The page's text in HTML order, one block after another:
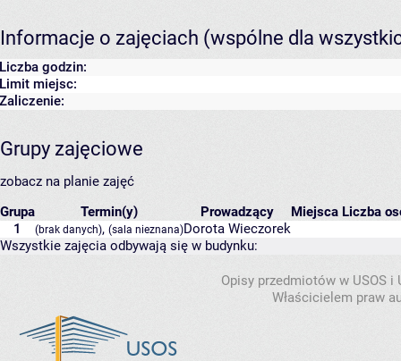
Informacje o zajęciach (wspólne dla
Liczba godzin:
Limit miejsc:
Zaliczenie:
Grupy zajęciowe
zobacz na planie zajęć
Grupa
Termin(y) Prowadzący Miejsca Liczba
1
(brak danych), (sala nieznana)Dorota Wieczorek
Wszystkie zajęcia odbywają się w budynku:
Opisy przedmiotów w USOS
Właścicielem praw